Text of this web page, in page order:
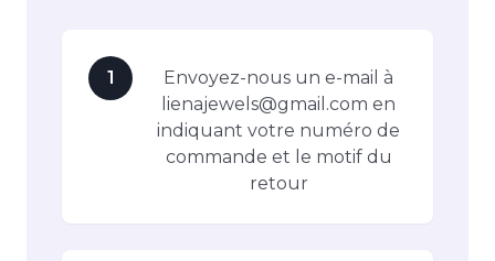
1
Envoyez-nous un e-mail à
lienajewels@gmail.com en
indiquant votre numéro de
commande et le motif du
retour